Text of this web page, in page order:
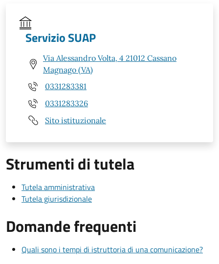
Servizio SUAP
Via Alessandro Volta, 4 21012 Cassano
Magnago (VA)
0331283381
0331283326
Sito istituzionale
Strumenti di tutela
Tutela amministrativa
Tutela giurisdizionale
Domande frequenti
Quali sono i tempi di istruttoria di una comunicazione?